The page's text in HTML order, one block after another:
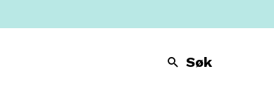
Søk